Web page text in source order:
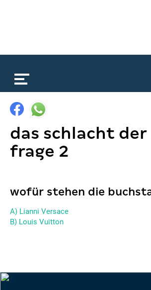
das schlacht
frage 2
wofür stehen die
A) Lianni Versace
B) Louis Vuitton